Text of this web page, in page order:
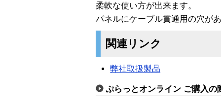
柔軟な使い方が出来ます。
パネルにケーブル貫通用の穴が
関連リンク
弊社取扱製品
ぷらっとオンライン ご購入の